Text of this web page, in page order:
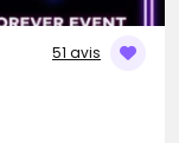
51 avis